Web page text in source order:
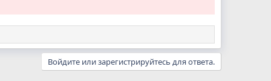
Войдите или зарегистрируйтесь для ответа.